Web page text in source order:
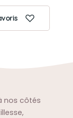
nos côtés